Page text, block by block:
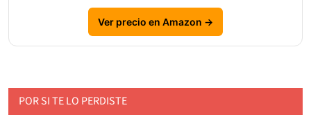
Ver precio en Amazon →
POR SI TE LO PERDISTE